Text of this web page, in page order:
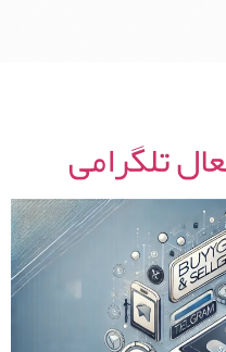
تلگرامی